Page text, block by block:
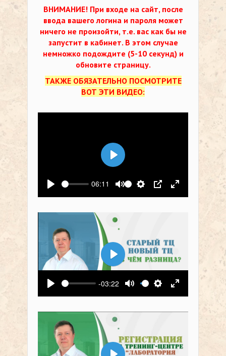
ВНИМАНИЕ! При входе на сайт, после
ввода вашего логина и пароля может
ничего не произойти, т.е. вас как бы не
запустит в кабинет. В этом случае
немножко подождите (5-10 секунд) и
обновите страницу.
ТАКЖЕ ОБЯЗАТЕЛЬНО ПОСМОТРИТЕ
ВОТ ЭТИ ВИДЕО:
Воспроизвести
06:11
Выключить звук
Настройки
PIP На весь
Воспроизвести
Воспроизвести
-03:22
Выключить звук
Настройки
На весь
Воспроизвести